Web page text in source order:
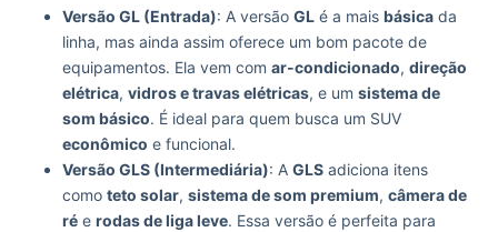
Versão GL (Entrada): A versão GL é a mais básica da
linha, mas ainda assim oferece um bom pacote de
equipamentos. Ela vem com ar-condicionado, direção
elétrica, vidros e travas elétricas, e um sistema de
som básico. É ideal para quem busca um SUV
econômico e funcional.
Versão GLS (Intermediária): A GLS adiciona itens
como teto solar, sistema de som premium, câmera de
ré e rodas de liga leve. Essa versão é perfeita para